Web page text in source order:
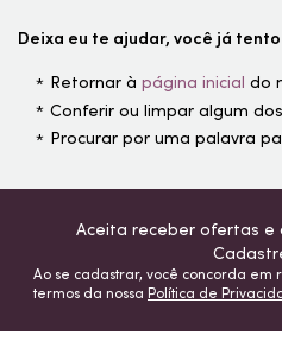
Deixa eu te ajudar, você já
Retornar àpágina inicial do
Conferir ou limpar algum
Procurar por uma palavra
Aceita receber ofertas e
Ao se cadastrar, você concorda em
termos da nossa Política de